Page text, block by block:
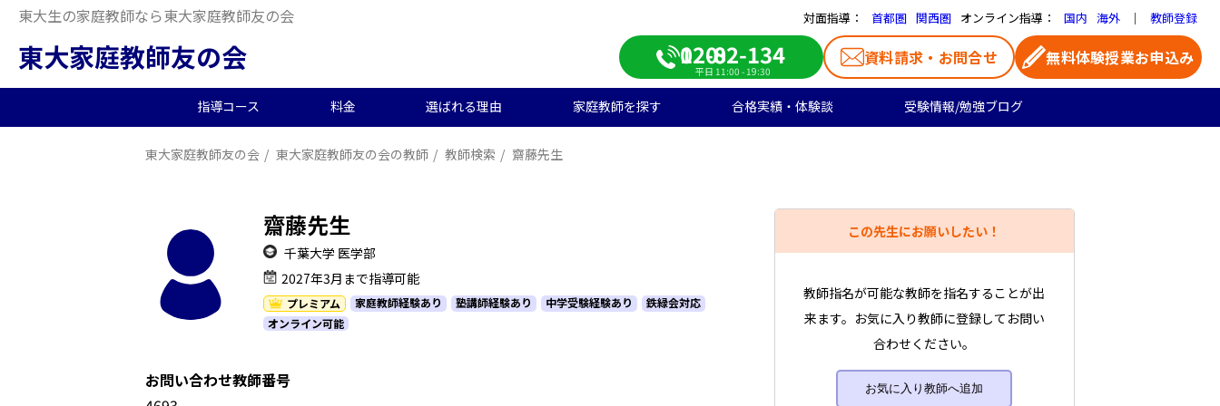
東大生の家庭教師なら東大家庭教師友の会 対面指導： 首都圏 関西圏 オンライン指導： 国内 海外 ｜ 教師登録
東大家庭教師友の会 0120-082-134
平日 11:00 - 19:30
資料請求・お問合せ 無料体験授業お申込み
指導コース
中学受験/塾対策 高校受験
高校生向け
大学生向け
プロ家庭教師
料金
料金概要 小学生のご料金
選ばれる理由
当会の特徴 オンライン自習室
家庭教師を探す
東大生の教師を探す 派遣エリアから探す
合格実績・体験談
2026年度合格実績 中学受験の合格実績
一覧ページ
受験情報/勉強ブログ
東大家庭教師友の会 東大家庭教師友の会の教師 教師検索 齋藤先生
齋藤先生
千葉大学 医学部
2027年3月まで指導可能
プレミアム 家庭教師経験あり 塾講師経験あり 中学受験経験あり
鉄緑会対応
オンライン可能
お問い合わせ教師番号
この先生にお願いしたい！
教師指名が可能な教師を指名することが出
来ます。お気に入り教師に登録してお問い
合わせください。
お気に入り教師へ追加